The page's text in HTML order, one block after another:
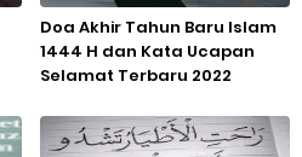
Doa Akhir Tahun Baru Islam
1444 H dan Kata Ucapan
Selamat Terbaru 2022